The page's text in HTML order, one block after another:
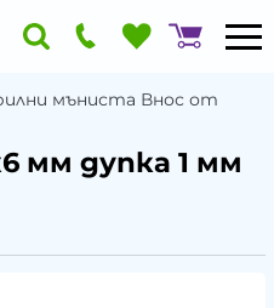
мъниста Внос от
мм дупка 1 мм